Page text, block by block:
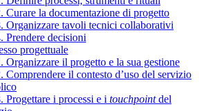
Curare la documentazione di progetto
Organizzare tavoli tecnici collaborativi
Prendere decisioni
progettuale
Organizzare il progetto e la sua gestione
Comprendere il contesto d’uso del servizio
Progettare i processi e i touchpointdel